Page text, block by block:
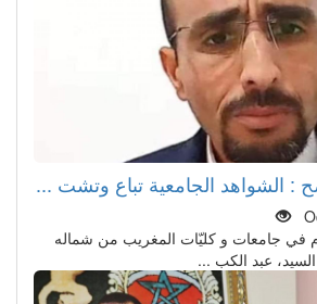
الشواهد الجامعية تباع وتشت ...
في جامعات و كليّات المغريب من شماله
عبد الكب ...